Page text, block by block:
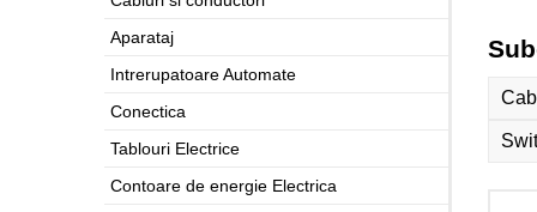
Aparataj
Intrerupatoare Automate
Conectica
Tablouri Electrice
Contoare de energie Electrica